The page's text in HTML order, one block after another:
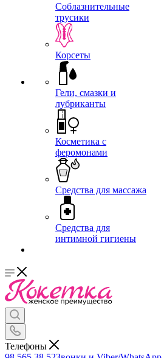
Соблазнительные
трусики
Корсеты
Гели, смазки и
лубриканты
Косметика с
феромонами
Средства для массажа
Средства для
интимной гигиены
Телефоны